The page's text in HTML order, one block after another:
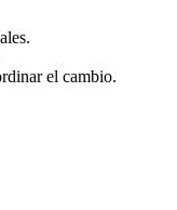
el cambio.